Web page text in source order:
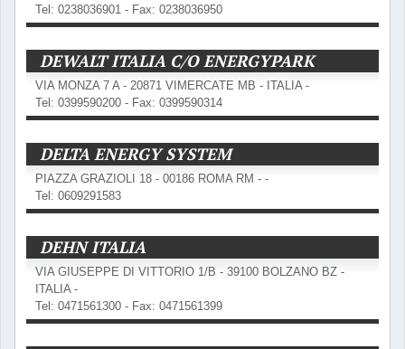
Tel: 0238036901 - Fax: 0238036950
DEWALT ITALIA C/O ENERGYPARK
VIA MONZA 7 A - 20871 VIMERCATE MB - ITALIA -
Tel: 0399590200 - Fax: 0399590314
DELTA ENERGY SYSTEM
PIAZZA GRAZIOLI 18 - 00186 ROMA RM - -
Tel: 0609291583
DEHN ITALIA
VIA GIUSEPPE DI VITTORIO 1/B - 39100 BOLZANO BZ -
ITALIA -
Tel: 0471561300 - Fax: 0471561399